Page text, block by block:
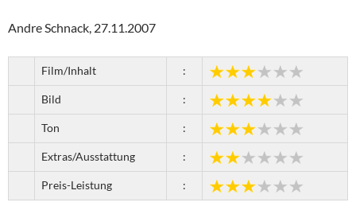
Andre Schnack, 27.11.2007
Film/Inhalt :
Bild :
Ton :
Extras/Ausstattung :
Preis-Leistung :